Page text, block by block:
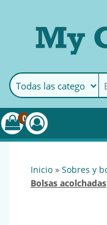
MyGoods ·
0
inicio » sobres y
bolsas acolchadas